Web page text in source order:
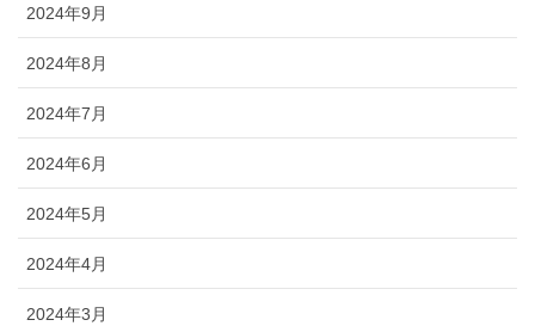
2024年9月
2024年8月
2024年7月
2024年6月
2024年5月
2024年4月
2024年3月